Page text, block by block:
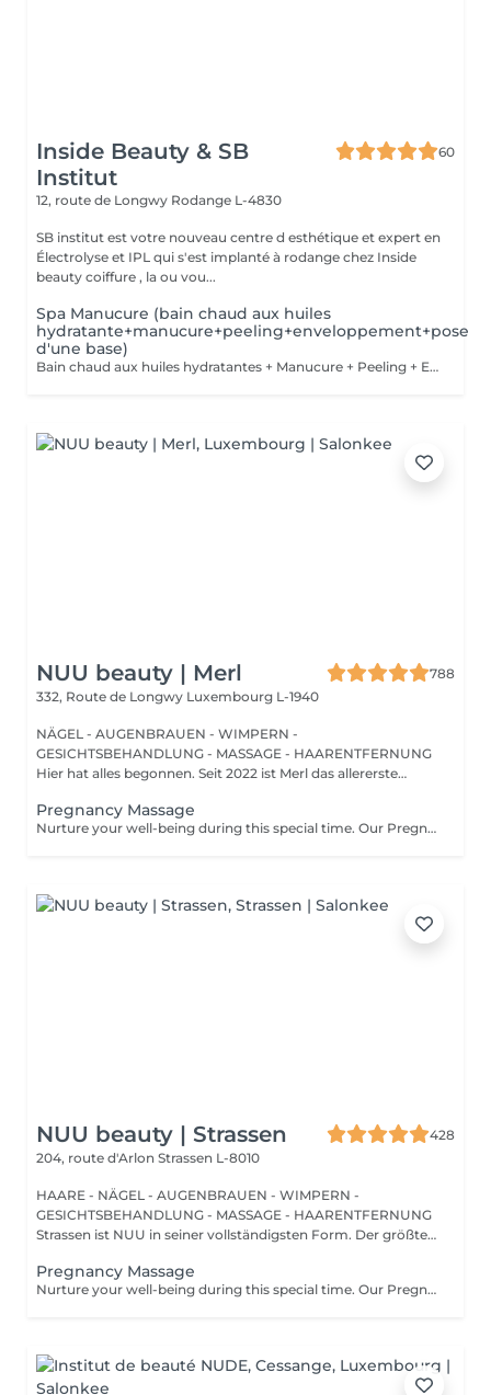
Inside Beauty & SB
Institut
60
12, route de Longwy Rodange L-4830
SB institut est votre nouveau centre d esthétique et expert en
Électrolyse et IPL qui s'est implanté à rodange chez Inside
beauty coiffure , la ou vou...
Spa Manucure (bain chaud aux huiles
hydratante+manucure+peeling+enveloppement+pose
d'une base)
Bain chaud aux huiles hydratantes + Manucure + Peeling + Enveloppement + Pose d'une base fortifiante pour les ongles.
NUU beauty | Merl
788
332, Route de Longwy Luxembourg L-1940
NÄGEL - AUGENBRAUEN - WIMPERN -
GESICHTSBEHANDLUNG - MASSAGE - HAARENTFERNUNG
Hier hat alles begonnen. Seit 2022 ist Merl das allererste
Pregnancy Massage
Nurture your well-being during this special time. Our Pregnancy Massage is a gentle, relaxing treatment designed to reduce muscle tension, improve circulation, and ease discomfort commonly experienced during pregnancy. Soft, flowing techniques and comfortable side-lying positioning provide deep relaxation without placing pressure on the abdomen. Hypoallergenic, unscented oils are used to care for sensitive skin and maintain comfort throughout the session. This massage helps relieve tension in the lower back and shoulders, reduces swelling and heaviness in the legs, improves overall circulation, and promotes a sense of ease and balance in the body. This treatment is performed only with the approval of your doctor.
NUU beauty | Strassen
428
204, route d'Arlon Strassen L-8010
HAARE - NÄGEL - AUGENBRAUEN - WIMPERN -
GESICHTSBEHANDLUNG - MASSAGE - HAARENTFERNUNG
Strassen ist NUU in seiner vollständigsten Form. Der größte
Pregnancy Massage
Nurture your well-being during this special time. Our Pregnancy Massage is a gentle, relaxing treatment designed to reduce muscle tension, improve circulation, and ease discomfort commonly experienced during pregnancy. Soft, flowing techniques and comfortable side-lying positioning provide deep relaxation without placing pressure on the abdomen. Hypoallergenic, unscented oils are used to care for sensitive skin and maintain comfort throughout the session. This massage helps relieve tension in the lower back and shoulders, reduces swelling and heaviness in the legs, improves overall circulation, and promotes a sense of ease and balance in the body. This treatment is performed only with the approval of your doctor.